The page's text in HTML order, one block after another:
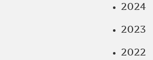
2024
2023
2022